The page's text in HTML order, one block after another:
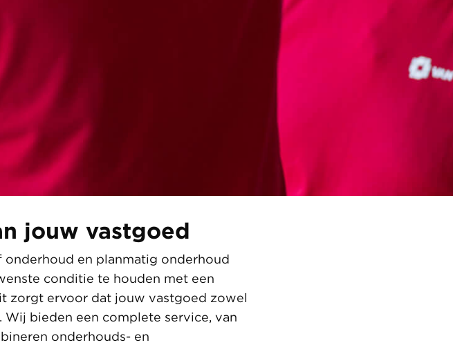
jouw vastgoed
en planmatig onderhoud
conditie te houden met een
zorgt ervoor dat jouw vastgoed zowel
bieden een complete service, van
onderhouds- en